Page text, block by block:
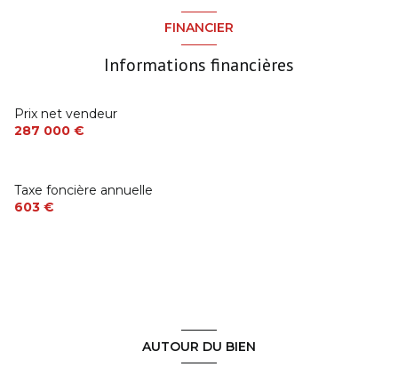
FINANCIER
Informations financières
Prix net vendeur
287 000 €
Taxe foncière annuelle
603 €
AUTOUR DU BIEN